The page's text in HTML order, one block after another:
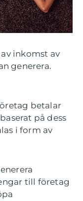
inkomst av
generera.
betalar
på dess
i form av
till företag